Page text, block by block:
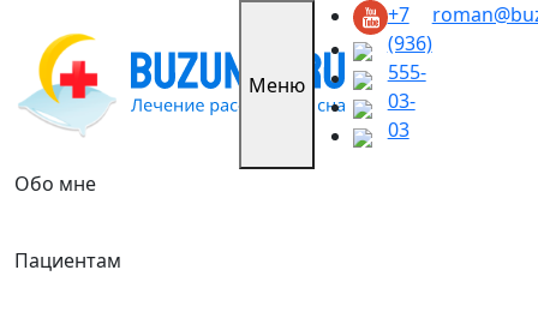
content
Меню
+7
(936)
555-
03-
03
Обо мне
Пациентам